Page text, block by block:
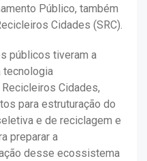
Público, também
Cidades (SRC).
públicos tiveram a
tecnologia
Cidades,
para estruturação do
e de reciclagem e
preparar a
desse ecossistema